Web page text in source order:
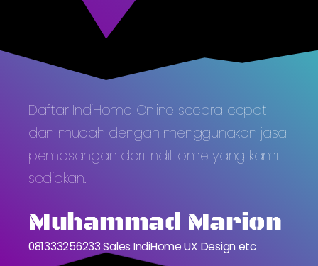
Daftar IndiHome Online secara cepat
dan mudah dengan menggunakan jasa
pemasangan dari IndiHome yang kami
sediakan.
Muhammad Marion
081333256233 Sales IndiHome UX Design etc